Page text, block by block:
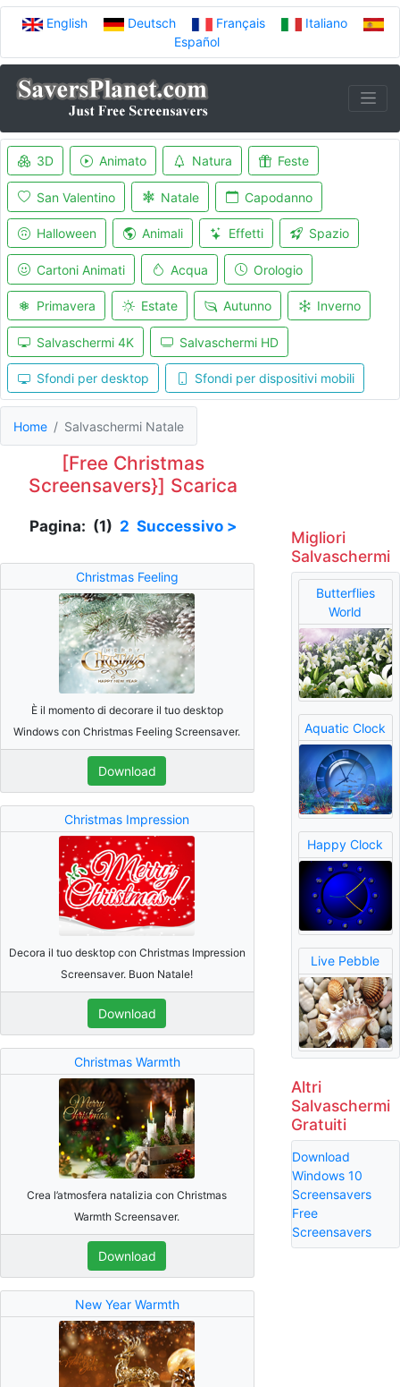
English Deutsch Français
Italiano
Español
3D Animato Natura Feste
San Valentino Natale Capodanno
Halloween Animali Effetti Spazio
Cartoni Animati Acqua Orologio
Primavera Estate Autunno Inverno
Salvaschermi 4K Salvaschermi HD
Sfondi per desktop Sfondi per dispositivi mobili
Home Salvaschermi Natale
[Free Christmas
Screensavers}] Scarica
Pagina: (1) 2 Successivo >
Christmas Feeling
È il momento di decorare il tuo desktop
Windows con Christmas Feeling Screensaver.
Download
Christmas Impression
Decora il tuo desktop con Christmas Impression
Screensaver. Buon Natale!
Download
Christmas Warmth
Crea l’atmosfera natalizia con Christmas
Warmth Screensaver.
Download
New Year Warmth
Migliori
Salvaschermi
Butterflies
World
Aquatic Clock
Happy Clock
Live Pebble
Altri
Salvaschermi
Gratuiti
Download
Windows 10
Screensavers
Free
Screensavers